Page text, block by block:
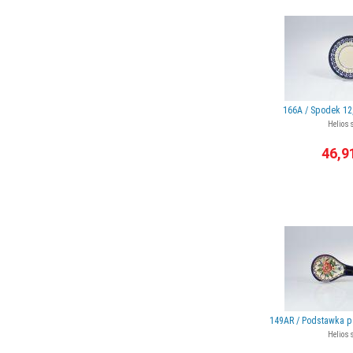
166A / Spodek
Helios
149AR / Podstawka
Helios